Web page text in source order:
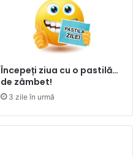
Începeți ziua cu o pastilă…
de zâmbet!
3 zile în urmă